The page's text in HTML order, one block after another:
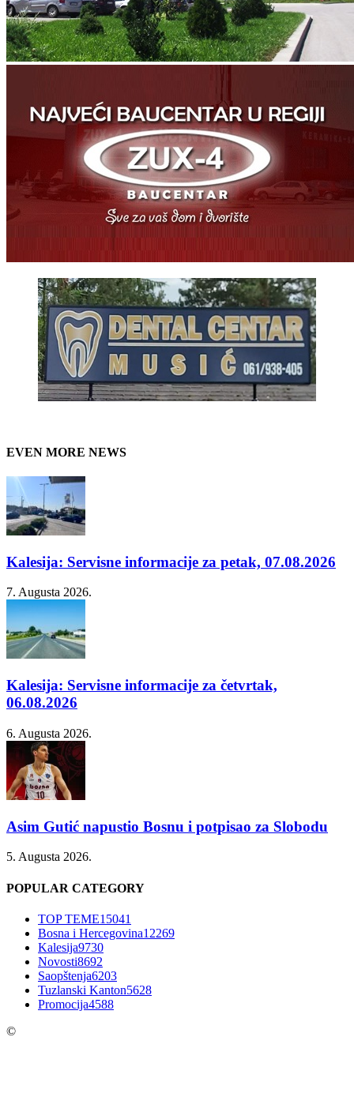
EVEN MORE NEWS
Kalesija: Servisne informacije za petak, 07.08.2026
7. Augusta 2026.
Kalesija: Servisne informacije za četvrtak,
06.08.2026
6. Augusta 2026.
Asim Gutić napustio Bosnu i potpisao za Slobodu
5. Augusta 2026.
POPULAR CATEGORY
TOP TEME15041
Bosna i Hercegovina12269
Kalesija9730
Novosti8692
Saopštenja6203
Tuzlanski Kanton5628
Promocija4588
©